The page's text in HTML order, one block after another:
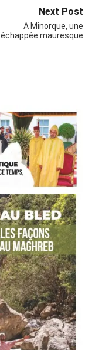
Next Post
A Minorque, une
échappée mauresque